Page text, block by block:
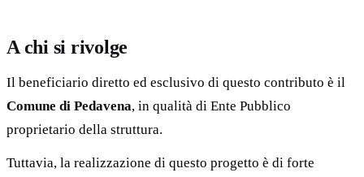
A chi si rivolge
Il beneficiario diretto ed esclusivo di questo contributo è il
Comune di Pedavena, in qualità di Ente Pubblico
proprietario della struttura.
Tuttavia, la realizzazione di questo progetto è di forte